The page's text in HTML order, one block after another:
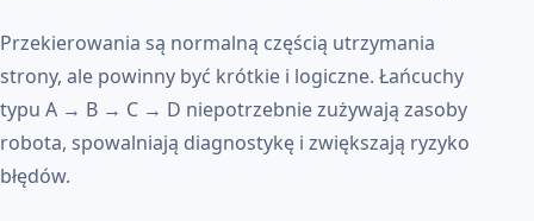
Przekierowania są normalną częścią utrzymania
strony, ale powinny być krótkie i logiczne. Łańcuchy
typu A → B → C → D niepotrzebnie zużywają zasoby
robota, spowalniają diagnostykę i zwiększają ryzyko
błędów.